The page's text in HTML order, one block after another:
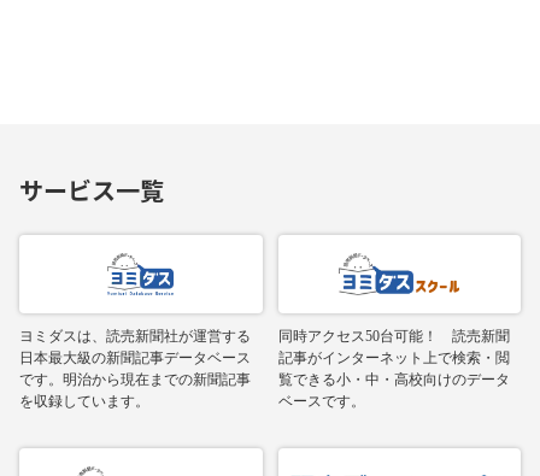
サービス一覧
ヨミダスは、読売新聞社が運営する
日本最大級の新聞記事データベース
です。明治から現在までの新聞記事
を収録しています。
同時アクセス50台可能！ 読売新聞
記事がインターネット上で検索・閲
覧できる小・中・高校向けのデータ
ベースです。